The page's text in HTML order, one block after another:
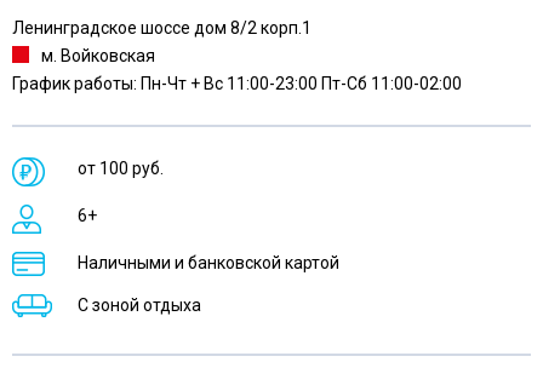
Ленинградское шоссе дом 8/2 корп.1
м. Войковская
График работы: Пн-Чт + Вс 11:00-23:00 Пт-Сб 11:00-02:00
от 100 руб.
6+
Наличными и банковской картой
С зоной отдыха